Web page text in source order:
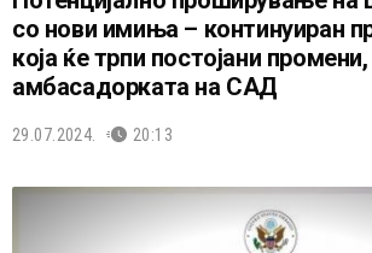
со нови имиња – континуиран
која ќе трпи постојани
амбасадорката на САД
29.07.2024. 20:13